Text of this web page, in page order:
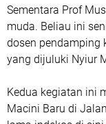
Sementara Prof
muda. Beliau ini
dosen pendamping
yang dijuluki Nyiur
Kedua kegiatan ini
Macini Baru di